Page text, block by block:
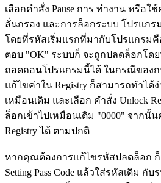
เลือกคำสั่ง Pause การ ทำงาน หรือใ
ลั่นกรอง และการล็อกระบบ โปรแก
โดยที่รหัสเริ่มแรกที่มากับโปรแกรมคื
ตอบ "OK" ระบบก็ จะถูกปลดล็อกโ
ถอดถอนโปรแกรมนี้ได้ ในกรณีของ
แก้ไขค่าใน Registry ก็สามารถทำได้
เหมือนเดิม และเลือก คำสั่ง Unlock
ล็อกเข้าไปเหมือนเดิม "0000" จากนั้
Registry ได้ ตามปกติ
หากคุณต้องการแก้ไขรหัสปลดล็อก ก็
Setting Pass Code แล้วใส่รหัสเดิม กั